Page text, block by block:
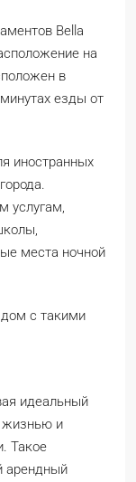
Bella
на
в
езды от
иностранных
услугам,
места ночной
с такими
идеальный
жизнью и
Такое
арендный